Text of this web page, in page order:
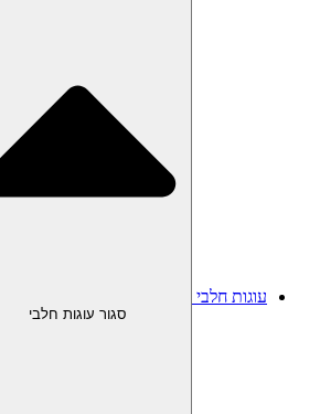
עוגות חלבי
סגור עוגות חלבי